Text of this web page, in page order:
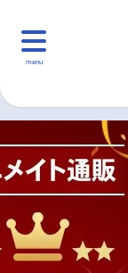
menu
マンガ・ラノベ